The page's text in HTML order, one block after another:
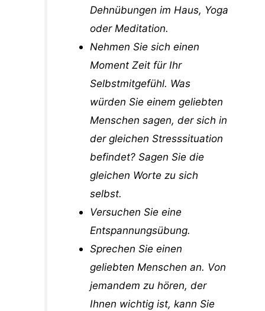
Dehnübungen im Haus, Yoga
oder Meditation.
Nehmen Sie sich einen
Moment Zeit für Ihr
Selbstmitgefühl. Was
würden Sie einem geliebten
Menschen sagen, der sich in
der gleichen Stresssituation
befindet? Sagen Sie die
gleichen Worte zu sich
selbst.
Versuchen Sie eine
Entspannungsübung.
Sprechen Sie einen
geliebten Menschen an. Von
jemandem zu hören, der
Ihnen wichtig ist, kann Sie